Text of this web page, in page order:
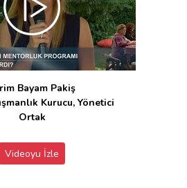
Bayam Pakiş
Kurucu, Yönetici
Ortak
Videoyu İzle